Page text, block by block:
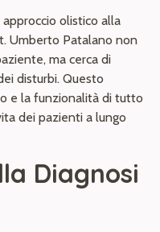
approccio olistico alla
Umberto Patalano non
ma cerca di
disturbi. Questo
e la funzionalità di tutto
dei pazienti a lungo
Diagnosi